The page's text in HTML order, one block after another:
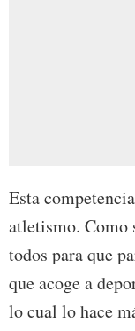
Esta
atletismo. Como
todos para que
que acoge a
lo cual lo hace